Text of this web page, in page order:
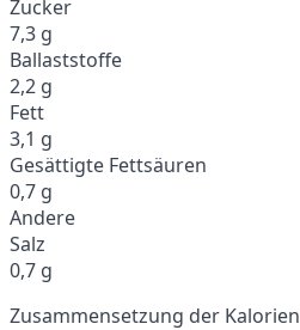
Zucker
7,3 g
Ballaststoffe
2,2 g
Fett
3,1 g
Gesättigte Fettsäuren
0,7 g
Andere
Salz
0,7 g
Zusammensetzung der Kalorien